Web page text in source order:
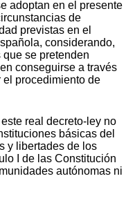
adoptan en el presente
de
previstas en el
considerando,
se pretenden
conseguirse a través
procedimiento de
real decreto-ley no
básicas del
y libertades de los
I de las Constitución
autónomas ni